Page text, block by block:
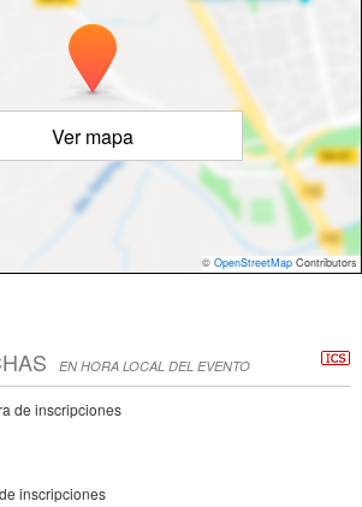
Ver mapa
© OpenStreetMap Contributors
EN HORA LOCAL DEL EVENTO
de inscripciones
inscripciones